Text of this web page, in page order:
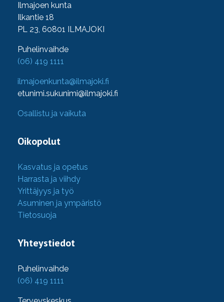
Ilmajoen kunta
Ilkantie 18
PL 23, 60801 ILMAJOKI
Puhelinvaihde
(06) 419 1111
ilmajoenkunta@ilmajoki.fi
etunimi.sukunimi@ilmajoki.fi
Osallistu ja vaikuta
Oikopolut
Kasvatus ja opetus
Harrasta ja viihdy
Yrittäjyys ja työ
Asuminen ja ympäristö
Tietosuoja
Yhteystiedot
Puhelinvaihde
(06) 419 1111